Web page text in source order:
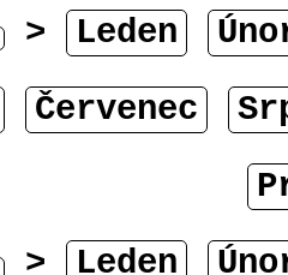
> Leden
Červenec
> Leden